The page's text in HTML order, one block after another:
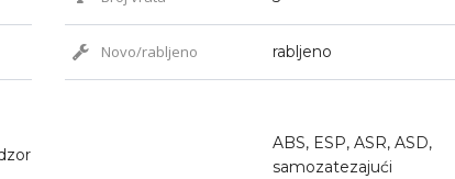
Novo/rabljeno rabljeno
ABS, ESP, ASR, ASD,
samozatezajući